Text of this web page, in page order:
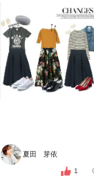
夏田 芽依
1